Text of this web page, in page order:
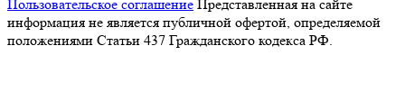
Пользовательское соглашение Представленная на сайте
информация не является публичной офертой, определяемой
положениями Статьи 437 Гражданского кодекса РФ.